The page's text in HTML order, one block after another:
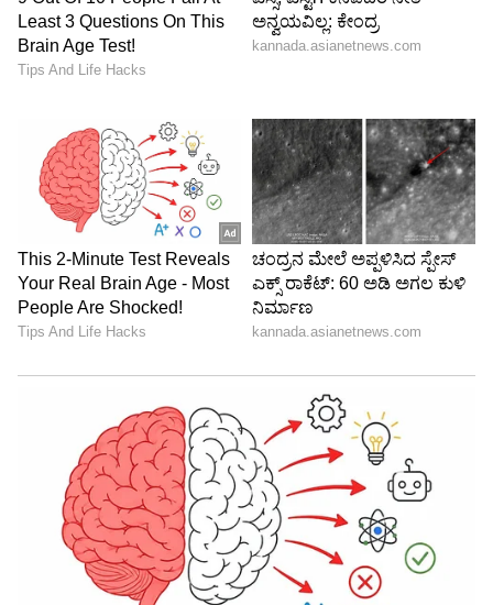
4
5
Image Credit : Getty
ದಕ್ಷಿಣ ಆಫ್ರಿಕಾ ಹಾಗೂ ಮೆಕ್ಸಿಕೋ ಆಟಗಾರರ ಸಸ್ಪೆನ್ಷನ್
ದಕ್ಷಿಣ ಆಫ್ರಿಕಾ ತಂಡದ ಪರವಾಗಿ 60ನೇ ನಿಮಿಷದ ನಂತರ
ನಿಮಿಷದಲ್ಲಿ ಮತ್ತೊಂದು ರೆಡ್ ಕಾರ್ಡ್ ಪಡೆದು ಹೊರಬಿದ್ದರು.
ಇನ್ನು ಪಂದ್ಯ ಮುಗಿಯಲು ಕೆಲವೇ ನಿಮಿಷಗಳಿದ್ದಾಗ ಅಶಿಸ್ತು
ತೋರಿದ ಮೆಕ್ಸಿಕೋದ ರಕ್ಷಣಾತ್ಮಕ ಆಟಗಾರ (ಡಿಫೆಂಡರ್)
'ಸೇಸರ್ ಮಾಂಟೆಸ್' ರೆಫರಿಯ ರಡಾರ್‌ಗೆ ಸಿಲುಕಿದರು.
ಇಂಜುರಿ ಟೈಮ್‌ನಲ್ಲಿ (90+2 ನಿಮಿಷ) ಇವರಿಗೂ ರೆಡ್ ಕಾರ್ಡ್
ನೀಡಿ ಮೈದಾನದಿಂದ ಹೊರಗೆ ಕಳುಹಿಸಲಾಯಿತು.